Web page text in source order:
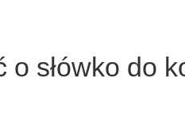
o słówko do